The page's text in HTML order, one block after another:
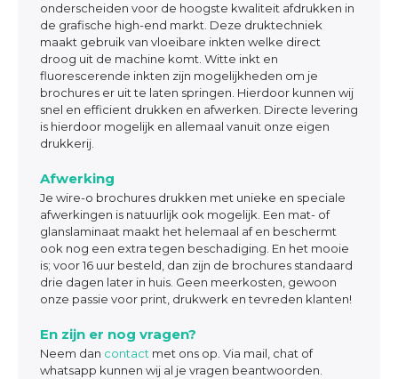
onderscheiden voor de hoogste kwaliteit afdrukken in
de grafische high-end markt. Deze druktechniek
maakt gebruik van vloeibare inkten welke direct
droog uit de machine komt. Witte inkt en
fluorescerende inkten zijn mogelijkheden om je
brochures er uit te laten springen. Hierdoor kunnen wij
snel en efficient drukken en afwerken. Directe levering
is hierdoor mogelijk en allemaal vanuit onze eigen
drukkerij.
Afwerking
Je wire-o brochures drukken met unieke en speciale
afwerkingen is natuurlijk ook mogelijk. Een mat- of
glanslaminaat maakt het helemaal af en beschermt
ook nog een extra tegen beschadiging. En het mooie
is; voor 16 uur besteld, dan zijn de brochures standaard
drie dagen later in huis. Geen meerkosten, gewoon
onze passie voor print, drukwerk en tevreden klanten!
En zijn er nog vragen?
Neem dan contact met ons op. Via mail, chat of
whatsapp kunnen wij al je vragen beantwoorden.